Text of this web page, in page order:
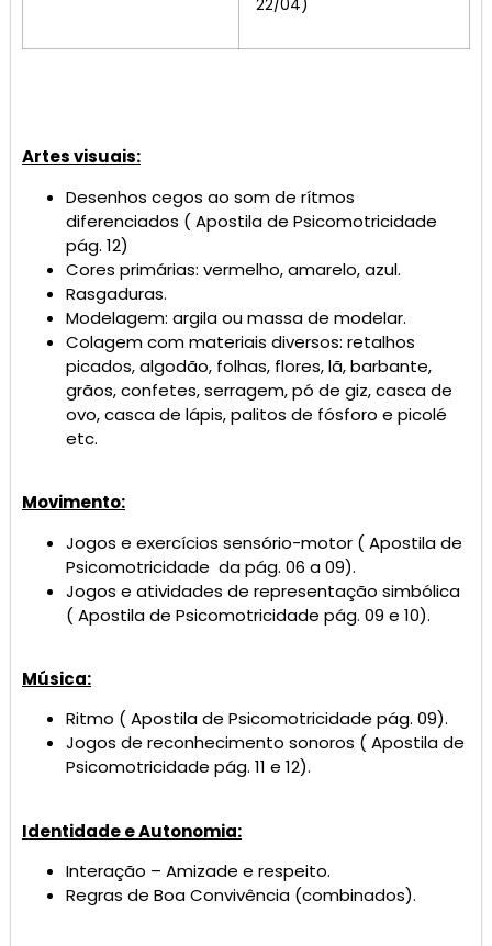
22/04)
Artes visuais:
Desenhos cegos ao som de rítmos
diferenciados ( Apostila de Psicomotricidade
pág. 12)
Cores primárias: vermelho, amarelo, azul.
Rasgaduras.
Modelagem: argila ou massa de modelar.
Colagem com materiais diversos: retalhos
picados, algodão, folhas, flores, lã, barbante,
grãos, confetes, serragem, pó de giz, casca de
ovo, casca de lápis, palitos de fósforo e picolé
etc.
Movimento:
Jogos e exercícios sensório-motor ( Apostila de
Psicomotricidade da pág. 06 a 09).
Jogos e atividades de representação simbólica
( Apostila de Psicomotricidade pág. 09 e 10).
Música:
Ritmo ( Apostila de Psicomotricidade pág. 09).
Jogos de reconhecimento sonoros ( Apostila de
Psicomotricidade pág. 11 e 12).
Identidade e Autonomia:
Interação – Amizade e respeito.
Regras de Boa Convivência (combinados).